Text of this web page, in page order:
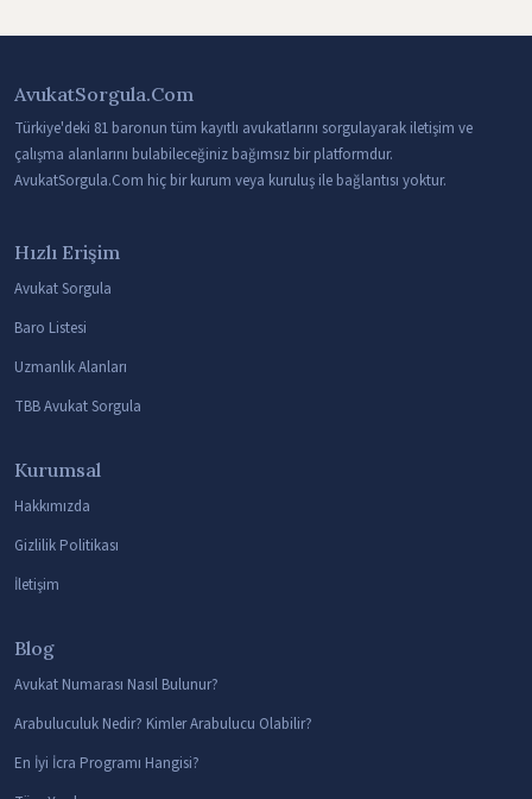
AvukatSorgula.Com
Türkiye'deki 81 baronun tüm kayıtlı avukatlarını sorgulayarak iletişim ve
çalışma alanlarını bulabileceğiniz bağımsız bir platformdur.
AvukatSorgula.Com hiç bir kurum veya kuruluş ile bağlantısı yoktur.
Hızlı Erişim
Avukat Sorgula
Baro Listesi
Uzmanlık Alanları
TBB Avukat Sorgula
Kurumsal
Hakkımızda
Gizlilik Politikası
İletişim
Blog
Avukat Numarası Nasıl Bulunur?
Arabuluculuk Nedir? Kimler Arabulucu Olabilir?
En İyi İcra Programı Hangisi?